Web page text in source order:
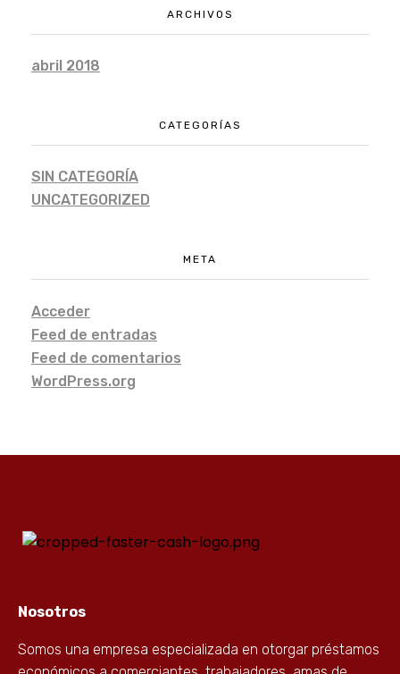
ARCHIVOS
abril 2018
CATEGORÍAS
SIN CATEGORÍA
UNCATEGORIZED
META
Acceder
Feed de entradas
Feed de comentarios
WordPress.org
Nosotros
Somos una empresa especializada en otorgar préstamos